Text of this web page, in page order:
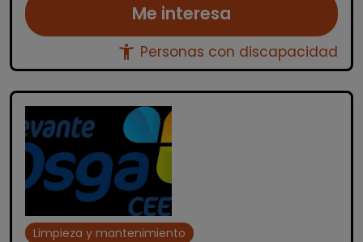
Me interesa
accessibility_new Personas con discapacidad
Limpieza y mantenimiento